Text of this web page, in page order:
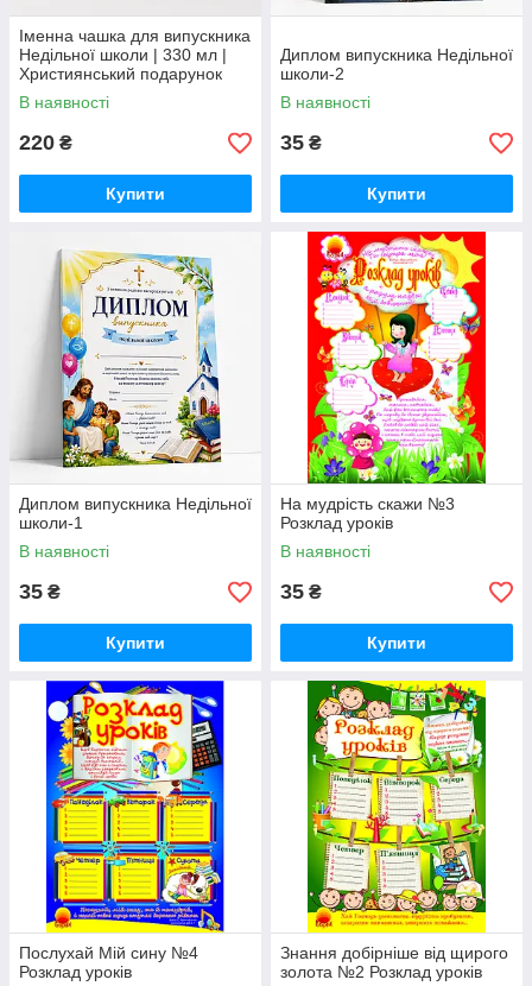
Іменна чашка для випускника
Недільної школи | 330 мл |
Християнський подарунок
дитині-1
В наявності
220 ₴
Купити
Диплом випускника Недільної
школи-2
В наявності
35 ₴
Купити
Диплом випускника Недільної
школи-1
В наявності
35 ₴
Купити
На мудрість скажи №3
Розклад уроків
В наявності
35 ₴
Купити
Послухай Мій сину №4
Розклад уроків
Знання добірніше від щирого
золота №2 Розклад уроків